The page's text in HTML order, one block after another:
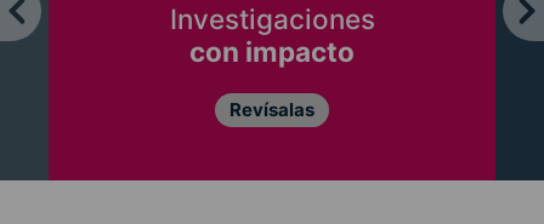
Investigaciones
con impacto
Revísalas